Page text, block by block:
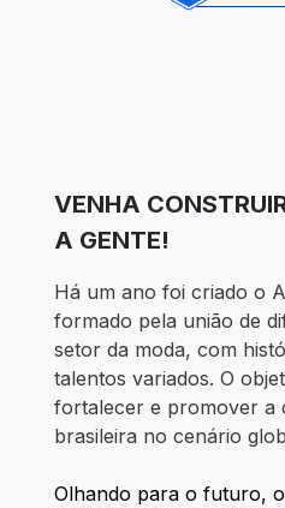
VENHA
A GENTE!
Há um ano foi criado o
formado pela união de
setor da moda, com
talentos variados. O
fortalecer e promover a
brasileira no cenário
Olhando para o futuro,